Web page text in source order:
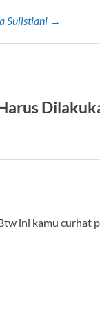
Sulistiani →
ini kamu curhat